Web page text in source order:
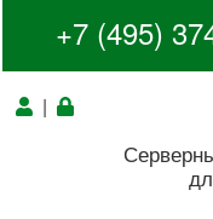
+7 (495)
|